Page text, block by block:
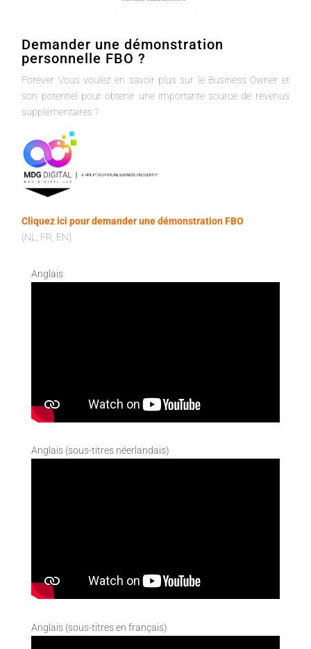
Demander une démonstration
personnelle FBO ?
Forever Vous voulez en savoir plus sur le Business Owner et
son potentiel pour obtenir une importante source de revenus
supplémentaires ?
Cliquez ici pour demander une démonstration FBO
(NL, FR, EN)
Anglais
Anglais (sous-titres néerlandais)
Anglais (sous-titres en français)